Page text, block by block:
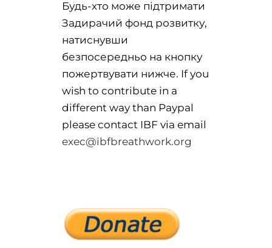
Будь-хто може підтримати
Задирачий фонд розвитку,
натиснувши
безпосередньо на кнопку
пожертвувати нижче. If you
wish to contribute in a
different way than Paypal
please contact IBF via email
exec@ibfbreathwork.org